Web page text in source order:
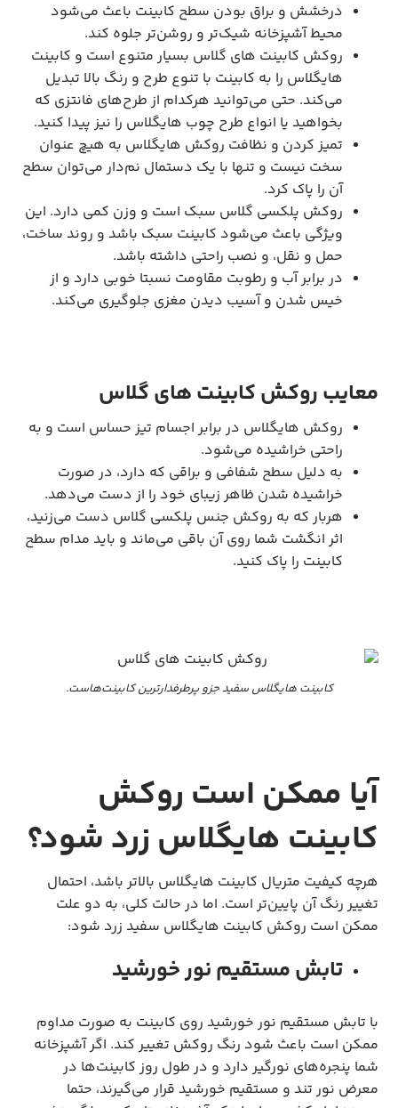
درخشش و براق بودن سطح کابینت باعث می‌شود
محیط آشپزخانه شیک‌تر و روشن‌تر جلوه کند.
روکش کابینت های گلاس بسیار متنوع است و کابینت
هایگلاس را به کابینت با تنوع طرح و رنگ بالا تبدیل
می‌کند. حتی می‌توانید هرکدام از طرح‌های فانتزی که
بخواهید یا انواع طرح چوب هایگلاس را نیز پیدا کنید.
تمیز کردن و نظافت روکش هایگلاس به هیچ عنوان
سخت نیست و تنها با یک دستمال نم‌دار می‌توان سطح
آن را پاک کرد.
روکش پلکسی گلاس سبک است و وزن کمی دارد. این
ویژگی باعث می‌شود کابینت سبک باشد و روند ساخت،
حمل و نقل، و نصب راحتی داشته باشد.
در برابر آب و رطوبت مقاومت نسبتا خوبی دارد و از
خیس شدن و آسیب دیدن مغزی جلوگیری می‌کند.
معایب روکش کابینت های گلاس
روکش هایگلاس در برابر اجسام تیز حساس است و به
راحتی خراشیده می‌شود.
به دلیل سطح شفافی و براقی که دارد، در صورت
خراشیده شدن ظاهر زیبای خود را از دست می‌دهد.
هربار که به روکش جنس پلکسی گلاس دست می‌زنید،
اثر انگشت شما روی آن باقی می‌ماند و باید مدام سطح
کابینت را پاک کنید.
کابینت هایگلاس سفید جزو پرطرفدارترین کابینت‌هاست.
آیا ممکن است روکش
کابینت هایگلاس زرد شود؟
هرچه کیفیت متریال کابینت هایگلاس بالاتر باشد، احتمال
تغییر رنگ آن پایین‌تر است. اما در حالت کلی، به دو علت
ممکن است روکش کابینت هایگلاس سفید زرد شود:
تابش مستقیم نور خورشید
با تابش مستقیم نور خورشید روی کابینت به صورت مداوم
ممکن است باعث شود رنگ روکش تغییر کند. اگر آشپزخانه
شما پنجره‌های نورگیر دارد و در طول روز کابینت‌ها در
معرض نور تند و مستقیم خورشید قرار می‌گیرند، حتما